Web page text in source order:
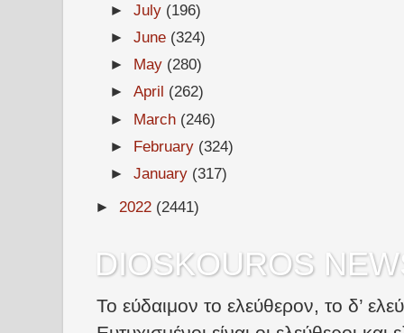
►July (196)
►June (324)
► May (280)
►April (262)
► March (246)
► February (324)
►January (317)
► 2022 (2441)
DIOSKOUROS
Το εύδαιμον το ελεύθερον, το δ’